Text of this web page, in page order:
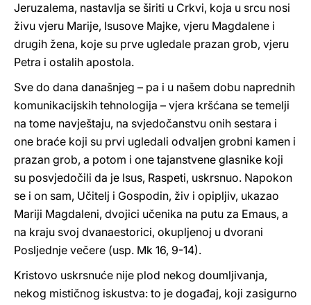
Jeruzalema, nastavlja se širiti u Crkvi, koja u srcu nosi
živu vjeru Marije, Isusove Majke, vjeru Magdalene i
drugih žena, koje su prve ugledale prazan grob, vjeru
Petra i ostalih apostola.
Sve do dana današnjeg – pa i u našem dobu naprednih
komunikacijskih tehnologija – vjera kršćana se temelji
na tome navještaju, na svjedočanstvu onih sestara i
one braće koji su prvi ugledali odvaljen grobni kamen i
prazan grob, a potom i one tajanstvene glasnike koji
su posvjedočili da je Isus, Raspeti, uskrsnuo. Napokon
se i on sam, Učitelj i Gospodin, živ i opipljiv, ukazao
Mariji Magdaleni, dvojici učenika na putu za Emaus, a
na kraju svoj dvanaestorici, okupljenoj u dvorani
Posljednje večere (usp. Mk 16, 9-14).
Kristovo uskrsnuće nije plod nekog doumljivanja,
nekog mističnog iskustva: to je događaj, koji zasigurno